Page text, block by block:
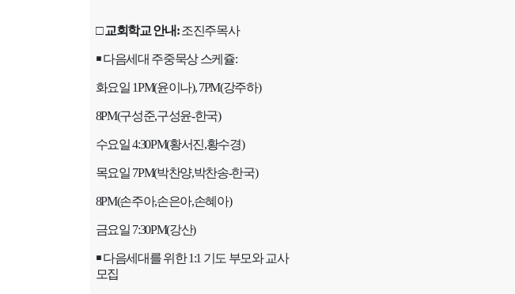
□교회학교 안내:조진주목사
￭다음세대 주중묵상 스케쥴:
화요일 1PM(윤이나), 7PM(강주하)
8PM(구성준,구성윤-한국)
수요일4:30PM(황서진,황수경)
목요일 7PM(박찬양,박찬송-한국)
8PM(손주아,손은아,손혜아)
금요일 7:30PM(강산)
￭다음세대를 위한1:1 기도 부모와 교사
모집